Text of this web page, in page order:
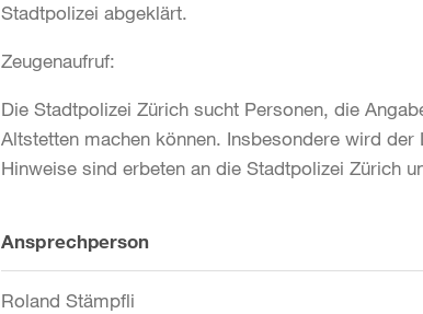
Stadtpolizei abgeklärt.
Zeugenaufruf:
Die Stadtpolizei Zürich sucht Personen, die
Altstetten machen können. Insbesondere wird
Hinweise sind erbeten an die Stadtpolizei Zürich
Weitere
Informationen
Ansprechperson
Roland Stämpfli